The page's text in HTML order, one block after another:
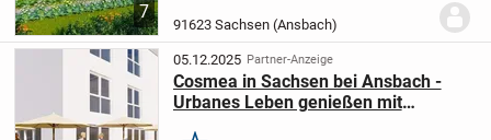
7
selbstbestimmtes Leben brauchen, egal
ob zu zweit oder alleine.Moderne und
gelungene Wohnungsgru...
91623 Sachsen (Ansbach)
05.12.2025 Partner-Anzeige
Cosmea in Sachsen bei Ansbach -
Urbanes Leben genießen mit